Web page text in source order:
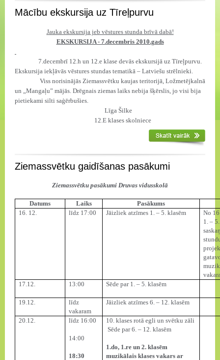
Mācību ekskursija uz Tīreļpurvu
Jauka ekskursija jeb vēstures stunda brīvā dabā!
EKSKURSIJA - 7.decembris 2010.gads
7.decembrī 12.h un 12.e klase devās ekskursijā uz Tīreļpurvu.
Ekskursija iekļāvās vēstures stundas tematikā – Latviešu strēlnieki.
Viss norisinājās Ziemassvētku kaujas teritorijā, Ložmetējkalnā
un „Mangaļu” mājās. Drēgnais ziemas laiks nebija šķērslis, jo visi bija
pietiekami silti saģērbušies.
Līga Šilke
12.E klases skolniece
Ziemassvētku gaidīšanas pasākumi
Ziemassvētku pasākumi Druvas vidusskolā
Datums Laiks
Pasākums
16. 12.
līdz 17:00 Jāizliek atzīmes 1. – 5. klasēm
No
1. –
17.12.
13:00 Sēde par 1. – 5. klasēm
19.12.
līdz
vakaram
Jāizliek atzīmes 6. – 12. klasēm
20.12. līdz 16:00
14:00
18:30
10. klases rotā egli un svētku zāli
Sēde par 6. – 12. klasēm
1.do, 1.re un 2. klasēm
muzikālais klases vakars ar